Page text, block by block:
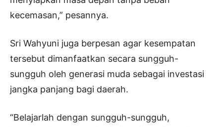
kecemasan,” pesannya.
Sri Wahyuni juga berpesan agar kesempatan
tersebut dimanfaatkan secara sungguh-
sungguh oleh generasi muda sebagai investasi
jangka panjang bagi daerah.
“Belajarlah dengan sungguh-sungguh,